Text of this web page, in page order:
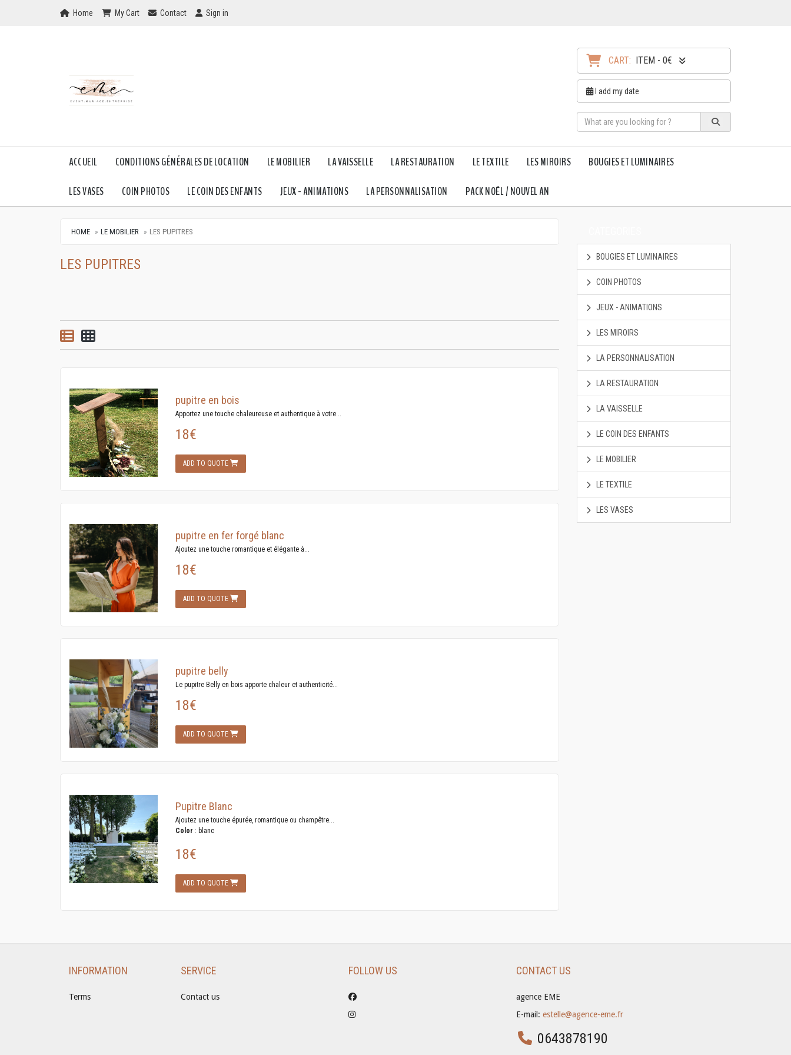
Home
Home My Cart
My Cart Checkout
Contact Checkout
Sign in
CART: ITEM - 0€
I add my date
ACCUEIL CONDITIONS GÉNÉRALES DE LOCATION LE MOBILIER LA VAISSELLE LA RESTAURATION LE TEXTILE LES MIROIRS BOUGIES ET LUMINAIRES
LES VASES COIN PHOTOS LE COIN DES ENFANTS JEUX - ANIMATIONS LA PERSONNALISATION PACK NOËL / NOUVEL AN
HOME LE MOBILIER LES PUPITRES
LES PUPITRES
List viewGrid view
pupitre en bois
Apportez une touche chaleureuse et authentique à votre...
18€
ADD TO QUOTE
pupitre en fer forgé blanc
Ajoutez une touche romantique et élégante à...
18€
ADD TO QUOTE
pupitre belly
Le pupitre Belly en bois apporte chaleur et authenticité...
18€
ADD TO QUOTE
Pupitre Blanc
Ajoutez une touche épurée, romantique ou champêtre...
Color : blanc
18€
ADD TO QUOTE
BOUGIES ET LUMINAIRES
COIN PHOTOS
JEUX - ANIMATIONS
LES MIROIRS
LA PERSONNALISATION
LA RESTAURATION
LA VAISSELLE
LE COIN DES ENFANTS
LE MOBILIER
LE TEXTILE
LES VASES
INFORMATION
Terms
SERVICE
Contact us
FOLLOW US CONTACT US
agence EME
E-mail: estelle@agence-eme.fr
0643878190